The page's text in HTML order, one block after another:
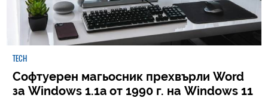
TECH
Софтуерен магьосник прехвърли Word
за Windows 1.1a от 1990 г. на Windows 11